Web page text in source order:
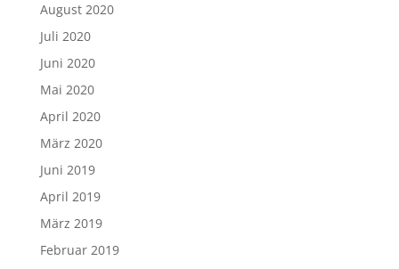
August 2020
Juli 2020
Juni 2020
Mai 2020
April 2020
März 2020
Juni 2019
April 2019
März 2019
Februar 2019